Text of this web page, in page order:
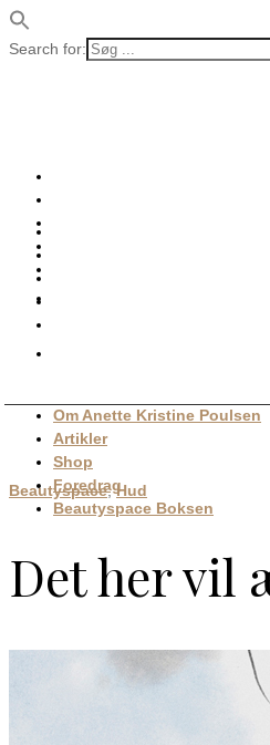
Search for:
Om Anette Kristine Poulsen
Artikler
Shop
Foredrag
Beautyspace Boksen
Beautyspace,Hud
Det her vil